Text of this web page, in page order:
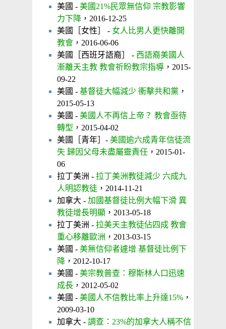
美國 - 美國21%民眾無信仰 宗教影響
力下降 ，2016-12-25
美國［女性］ - 女人比男人更快離開
教會 ，2016-06-06
美國［西班牙語裔］ - 西語裔美國人
漸離天主教 教會祈盼教宗指導 ，2015-
09-22
美國 - 基督徒大幅減少 衝擊共和黨 ，
2015-05-13
美國 - 美國人不再信上帝？ 教會亟待
轉型 ，2015-04-02
美國［青年］- 美國逾六成青年信徒流
失 歸因父母未盡屬靈責任 ，2015-01-
06
拉丁美洲 - 拉丁美洲教徒減少 六成九
人明認教徒 ，2014-11-21
加拿大 - 加國基督徒比例大幅下滑 異
教徒增長明顯 ，2013-05-18
拉丁美洲 - 拉美天主教徒佔四成 教會
重心移離歐洲 ，2013-03-15
美國 - 美無信仰者遽增 基督徒比例下
降 ，2012-10-17
美國 - 美宗教普查：穆斯林人口迅速
成長 ，2012-05-02
美國 - 美國人不信教比率上升達15% ，
2009-03-10
加拿大 - 調查：23%的加拿大人稱不信